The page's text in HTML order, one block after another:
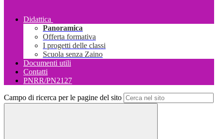
Didattica
Panoramica
Offerta formativa
I progetti delle classi
Scuola senza Zaino
Documenti utili
Contatti
PNRR/PN2127
Campo di ricerca per le pagine del sito